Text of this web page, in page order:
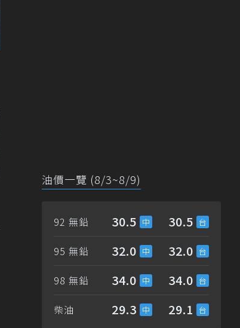
油價一覽 (8/3~8/9)
92 無鉛 30.5 30.5
95 無鉛 32.0 32.0
98 無鉛 34.0 34.0
柴油 29.3 29.1